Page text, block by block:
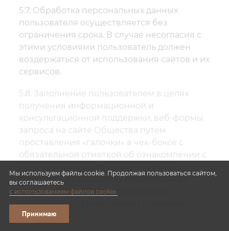
5.7. Обработка персональных данных
пользователя осуществляется без
ограничения срока. В случае несогласия с
этими условиями пользователь должен
воздержаться от использования сайтов и их
сервисов.
5.8. Заполнение пользователем в целях
получения информационной и
консультационной поддержки, веб-формы
запроса на сайте Общества путем
проставления «галочки» в чек-боксе с
обязательной отметкой об ознакомлении с
согласием на обработку персональных
данных на сайте по форме согласно
Приложению 3 к настоящей Политике.
Мы используем файлы cookie. Продолжая пользоваться сайтом,
вы соглашаетесь
с использованием файлов cookie.
Принимаю